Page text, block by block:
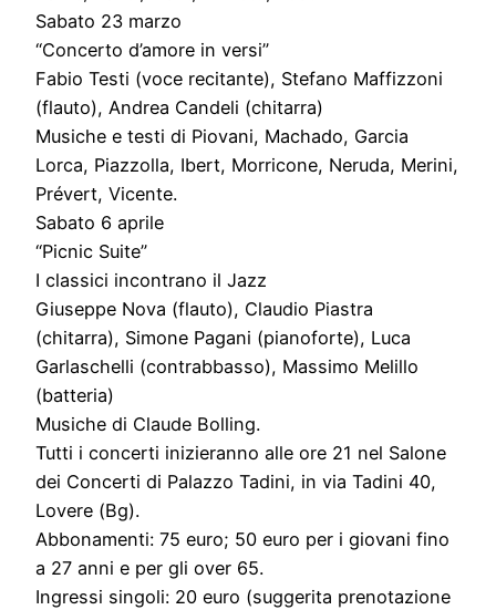
Sabato 23 marzo
“Concerto d’amore in versi”
Fabio Testi (voce recitante), Stefano Maffizzoni
(flauto), Andrea Candeli (chitarra)
Musiche e testi di Piovani, Machado, Garcia
Lorca, Piazzolla, Ibert, Morricone, Neruda, Merini,
Prévert, Vicente.
Sabato 6 aprile
“Picnic Suite”
I classici incontrano il Jazz
Giuseppe Nova (flauto), Claudio Piastra
(chitarra), Simone Pagani (pianoforte), Luca
Garlaschelli (contrabbasso), Massimo Melillo
(batteria)
Musiche di Claude Bolling.
Tutti i concerti inizieranno alle ore 21 nel Salone
dei Concerti di Palazzo Tadini, in via Tadini 40,
Lovere (Bg).
Abbonamenti: 75 euro; 50 euro per i giovani fino
a 27 anni e per gli over 65.
Ingressi singoli: 20 euro (suggerita prenotazione